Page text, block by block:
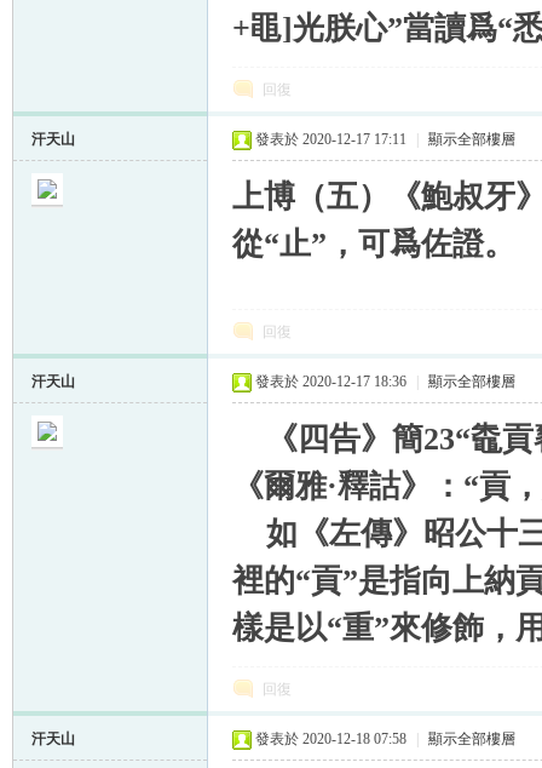
+黽]光朕心”當讀爲“
回復
汗天山 發表於 2020-12-17 17:11 顯示全部樓層
上博（五）《鮑叔牙
從“止”，可爲佐證。
回復
汗天山 發表於 2020-12-17 18:36 顯示全部樓層
《四告》簡23“鼄貢
《爾雅·釋詁》：“貢
如《左傳》昭公十
裡的“貢”是指向上納
樣是以“重”來修飾，
回復
汗天山 發表於 2020-12-18 07:58 顯示全部樓層